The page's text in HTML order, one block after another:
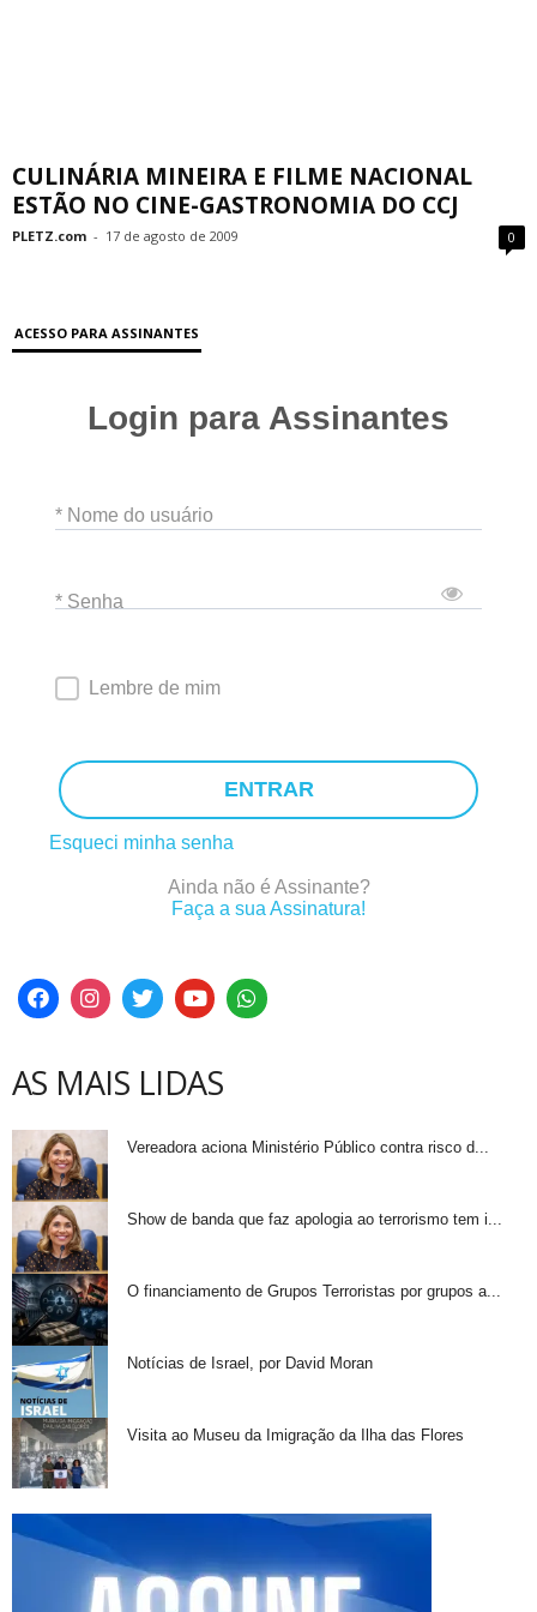
CULINÁRIA MINEIRA E FILME NACIONAL
ESTÃO NO CINE-GASTRONOMIA DO CCJ
PLETZ.com - 17 de agosto de 2009 0
ACESSO PARA ASSINANTES
Login para Assinantes
* Nome do usuário
* Senha
Lembre de mim
ENTRAR
Esqueci minha senha
Ainda não é Assinante?
Faça a sua Assinatura!
AS MAIS LIDAS
Vereadora aciona Ministério Público contra risco d...
Show de banda que faz apologia ao terrorismo tem i...
O financiamento de Grupos Terroristas por grupos a...
Notícias de Israel, por David Moran
Visita ao Museu da Imigração da Ilha das Flores